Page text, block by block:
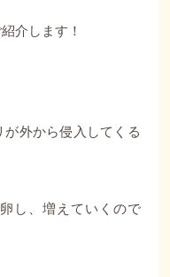
介します！
外から侵入してくる
し、増えていくので